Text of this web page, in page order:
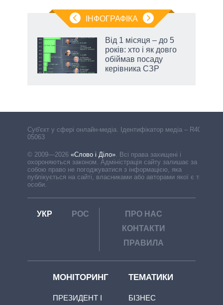
ІНФОГРАФІКА
Від 1 місяця – до 5
років: хто і як довго
обіймав посаду
керівника СЗР
Cуб'єкт у сфері онлайн-медіа. Ідентифікатор медіа – R40-
05063
© 2009—2026 «Слово і Діло» Всі права захищені і
охороняються законом. Адміністрація сайту залишає за
собою право не погоджуватися з інформацією, яка
публікується на сайті, власниками або авторами якої є треті
особи.
УКР РОС
ПРО НАС
КОНТАКТИ
ПРАВИЛА
МОНІТОРИНГ
ПРЕЗИДЕНТ І
ТЕМАТИКИ
БІЗНЕС